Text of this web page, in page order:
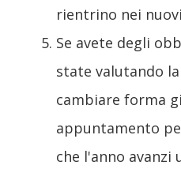
rientrino nei
Se avete degli
state valutando
cambiare forma
appuntamento
che l'anno